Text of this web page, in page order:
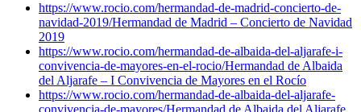
https://www.rocio.com/hermandad-de-madrid-concierto-de-
navidad-2019/Hermandad de Madrid – Concierto de Navidad
2019
https://www.rocio.com/hermandad-de-albaida-del-aljarafe-i-
convivencia-de-mayores-en-el-rocio/Hermandad de Albaida
del Aljarafe – I Convivencia de Mayores en el Rocío
https://www.rocio.com/hermandad-de-albaida-del-aljarafe-